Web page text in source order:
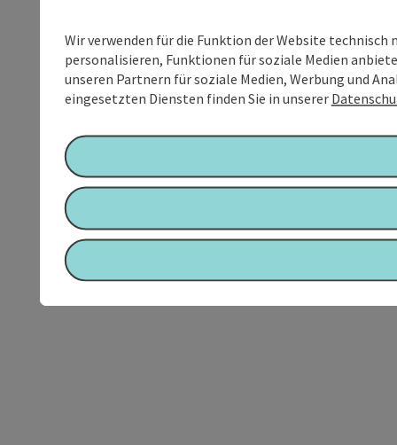
Wir verwenden für die Funktion der Website
personalisieren, Funktionen für soziale Medien
unseren Partnern für soziale Medien, Werbung und
eingesetzten Diensten finden Sie in unserer